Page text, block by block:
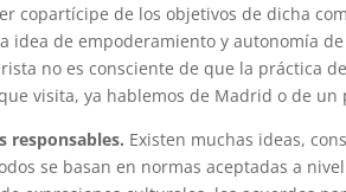
copartícipe de los objetivos de dicha
idea de empoderamiento y autonomía
no es consciente de que la práctica
visita, ya hablemos de Madrid o de un
responsables. Existen muchas ideas,
se basan en normas aceptadas a